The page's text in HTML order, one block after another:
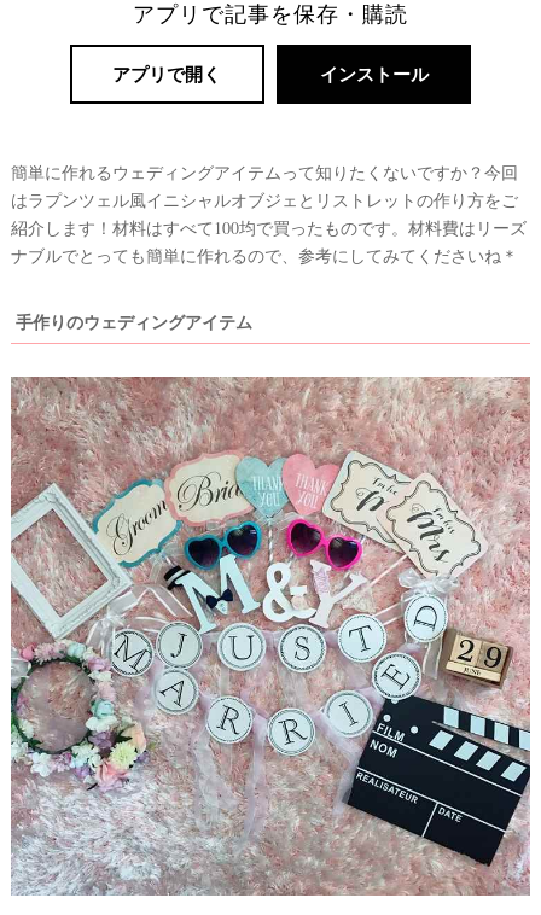
アプリで記事を保存・購読
アプリで開く インストール
簡単に作れるウェディングアイテムって知りたくないですか？今回
はラプンツェル風イニシャルオブジェとリストレットの作り方をご
紹介します！材料はすべて100均で買ったものです。材料費はリーズ
ナブルでとっても簡単に作れるので、参考にしてみてくださいね＊
手作りのウェディングアイテム